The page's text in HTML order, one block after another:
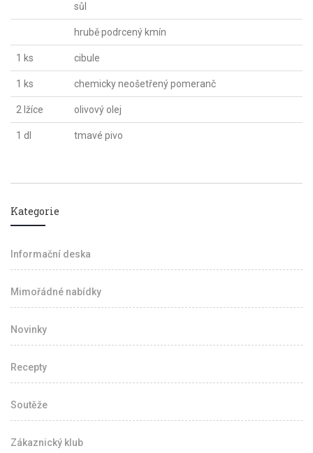
sůl
hrubě podrcený kmín
1 ks cibule
1 ks chemicky neošetřený pomeranč
2 lžíce olivový olej
1 dl tmavé pivo
Kategorie
Informační deska
Mimořádné nabídky
Novinky
Recepty
Soutěže
Zákaznický klub